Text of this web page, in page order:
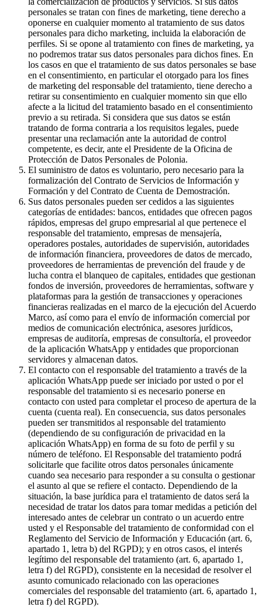
personales se tratan con fines de marketing, tiene derecho a
oponerse en cualquier momento al tratamiento de sus datos
personales para dicho marketing, incluida la elaboración de
perfiles. Si se opone al tratamiento con fines de marketing, ya
no podremos tratar sus datos personales para dichos fines. En
los casos en que el tratamiento de sus datos personales se base
en el consentimiento, en particular el otorgado para los fines
de marketing del responsable del tratamiento, tiene derecho a
retirar su consentimiento en cualquier momento sin que ello
afecte a la licitud del tratamiento basado en el consentimiento
previo a su retirada. Si considera que sus datos se están
tratando de forma contraria a los requisitos legales, puede
presentar una reclamación ante la autoridad de control
competente, es decir, ante el Presidente de la Oficina de
Protección de Datos Personales de Polonia.
El suministro de datos es voluntario, pero necesario para la
formalización del Contrato de Servicios de Información y
Formación y del Contrato de Cuenta de Demostración.
Sus datos personales pueden ser cedidos a las siguientes
categorías de entidades: bancos, entidades que ofrecen pagos
rápidos, empresas del grupo empresarial al que pertenece el
responsable del tratamiento, empresas de mensajería,
operadores postales, autoridades de supervisión, autoridades
de información financiera, proveedores de datos de mercado,
proveedores de herramientas de prevención del fraude y de
lucha contra el blanqueo de capitales, entidades que gestionan
fondos de inversión, proveedores de herramientas, software y
plataformas para la gestión de transacciones y operaciones
financieras realizadas en el marco de la ejecución del Acuerdo
Marco, así como para el envío de información comercial por
medios de comunicación electrónica, asesores jurídicos,
empresas de auditoría, empresas de consultoría, el proveedor
de la aplicación WhatsApp y entidades que proporcionan
servidores y almacenan datos.
El contacto con el responsable del tratamiento a través de la
aplicación WhatsApp puede ser iniciado por usted o por el
responsable del tratamiento si es necesario ponerse en
contacto con usted para completar el proceso de apertura de la
cuenta (cuenta real). En consecuencia, sus datos personales
pueden ser transmitidos al responsable del tratamiento
(dependiendo de su configuración de privacidad en la
aplicación WhatsApp) en forma de su foto de perfil y su
número de teléfono. El Responsable del tratamiento podrá
solicitarle que facilite otros datos personales únicamente
cuando sea necesario para responder a su consulta o gestionar
el asunto al que se refiere el contacto. Dependiendo de la
situación, la base jurídica para el tratamiento de datos será la
necesidad de tratar los datos para tomar medidas a petición del
interesado antes de celebrar un contrato o un acuerdo entre
usted y el Responsable del tratamiento de conformidad con el
Reglamento del Servicio de Información y Educación (art. 6,
apartado 1, letra b) del RGPD); y en otros casos, el interés
legítimo del responsable del tratamiento (art. 6, apartado 1,
letra f) del RGPD), consistente en la necesidad de resolver el
asunto comunicado relacionado con las operaciones
comerciales del responsable del tratamiento (art. 6, apartado 1,
letra f) del RGPD).